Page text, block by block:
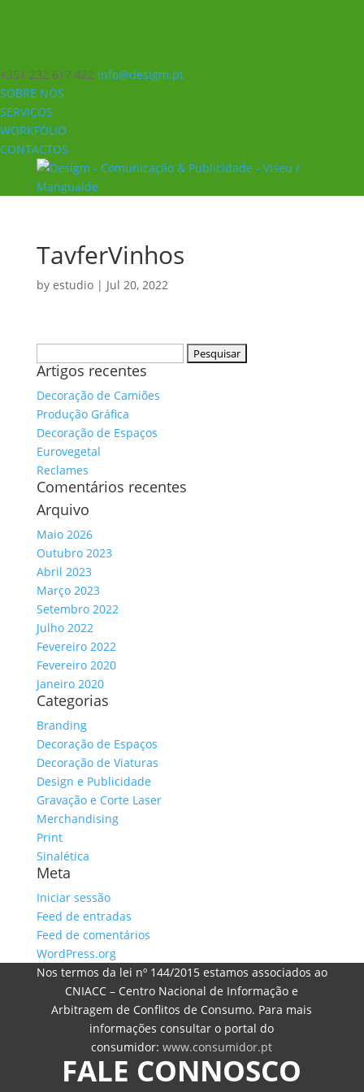
+351 232 617 422 info@desigm.pt
SOBRE NÓS
SERVIÇOS
WORKFÓLIO
CONTACTOS
TavferVinhos
by estudio| Jul 20, 2022
por:
Artigos recentes
Decoração de Camiões
Produção Gráfica
Decoração de Espaços
Eurovegetal
Reclames
Comentários recentes
Arquivo
Maio 2026
Outubro 2023
Abril 2023
Março 2023
Setembro 2022
Julho 2022
Fevereiro 2022
Fevereiro 2020
Janeiro 2020
Categorias
Branding
Decoração de Espaços
Decoração de Viaturas
Design e Publicidade
Gravação e Corte Laser
Merchandising
Print
Sinalética
Meta
Iniciar sessão
Feed de entradas
Feed de comentários
WordPress.org
Nos termos da lei nº 144/2015 estamos associados ao
CNIACC – Centro Nacional de Informação e
Arbitragem de Conflitos de Consumo. Para mais
informações consultar o portal do
consumidor:www.consumidor.pt
FALE CONNOSCO